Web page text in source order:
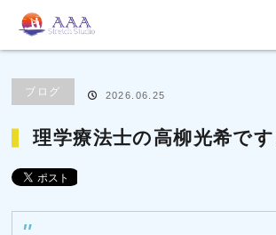
ブログ
ブログ 2026.06.25
理学療法士の高柳光希です